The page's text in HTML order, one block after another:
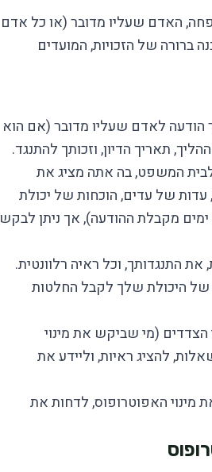
האדם שעליו מדובר (או כל אדם
ברורה של הזכויות, המועדים
לאדם שעליו מדובר (אם הוא
תאריך הדיון, וזכותך להתנגד.
המשפט, בה אתה מציג את
עדות של עדים, הוכחות של יכולת
לקבל החלטות). בדרך כלל, יש מועד קבוע להגשה (בדרך כלל 15 ימים מקבלת ההודעה), אך ניתן לבקש
התנגדותך, וכל ראיה רלוונטית.
של היכולת שלך לקבל החלטות
הצדדים (מי שביקש את מינוי
להציג ראיות, וליידע את
מינוי האפוטרופוס, לדחות את